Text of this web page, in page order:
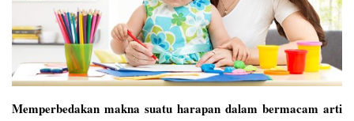
Memperbedakan makna suatu harapan dalam bermacam arti